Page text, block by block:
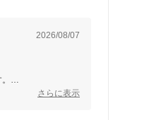
2026/08/07
さらに表示